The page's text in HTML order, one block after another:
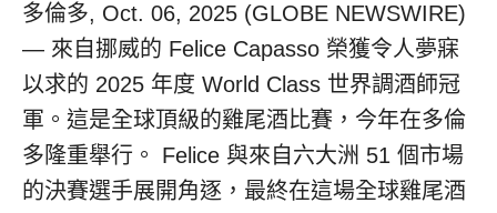
多倫多, Oct. 06, 2025 (GLOBE NEWSWIRE)
— 來自挪威的 Felice Capasso 榮獲令人夢寐
以求的 2025 年度 World Class 世界調酒師冠
軍。這是全球頂級的雞尾酒比賽，今年在多倫
多隆重舉行。 Felice 與來自六大洲 51 個市場
的決賽選手展開角逐，最終在這場全球雞尾酒